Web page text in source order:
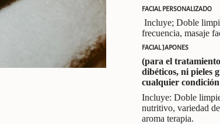
FACIAL PERSONALIZADO
Incluye; Doble
frecuencia, masaje
FACIAL JAPONES
(para el
dibéticos, ni pieles
cualquier
Incluye: Doble
nutritivo, variedad
aroma terapia.